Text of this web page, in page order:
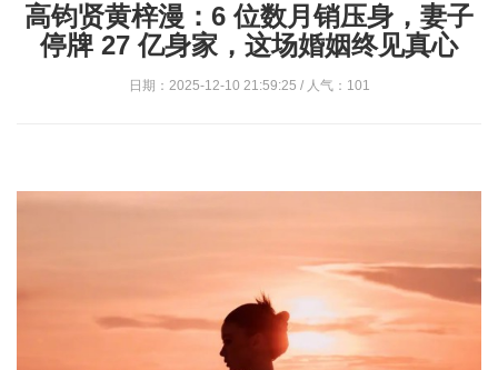
高钧贤黄梓漫：6 位数月销压身，妻子
停牌 27 亿身家，这场婚姻终见真心
日期：2025-12-10 21:59:25 / 人气：101